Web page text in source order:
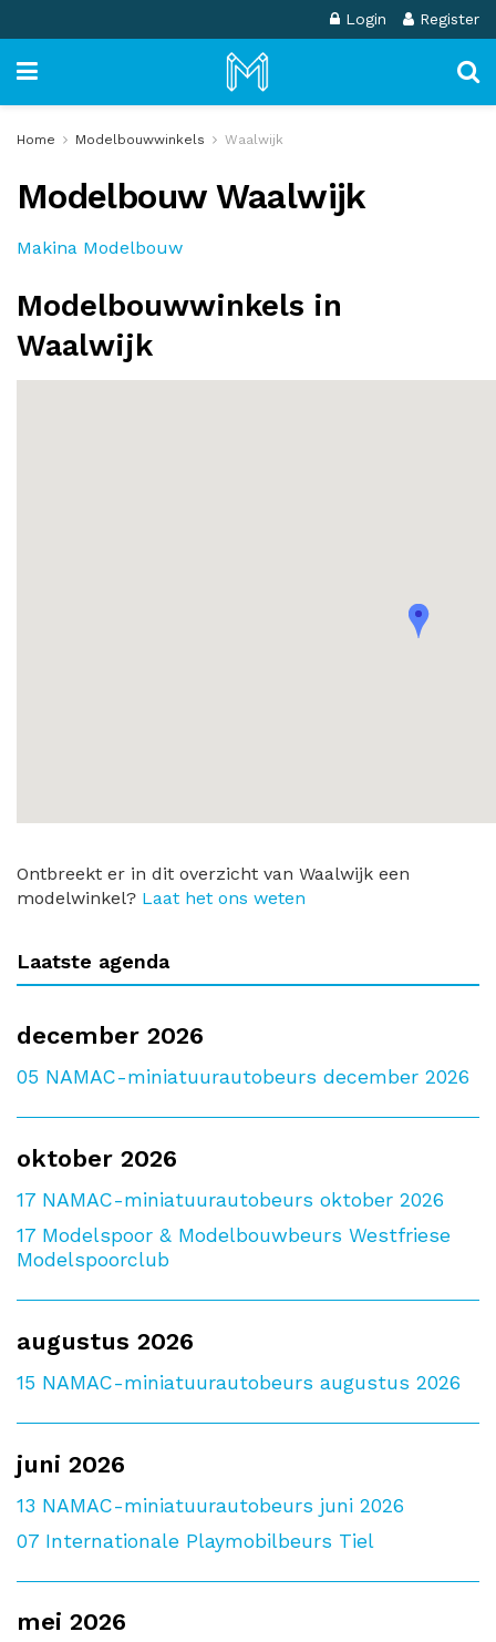
Login Register
Home Modelbouwwinkels Waalwijk
Modelbouw Waalwijk
Makina Modelbouw
Modelbouwwinkels in
Waalwijk
Ontbreekt er in dit overzicht van Waalwijk een
modelwinkel? Laat het ons weten
Laatste agenda
december 2026
05 NAMAC-miniatuurautobeurs december 2026
oktober 2026
17 NAMAC-miniatuurautobeurs oktober 2026
17 Modelspoor & Modelbouwbeurs Westfriese
Modelspoorclub
augustus 2026
15 NAMAC-miniatuurautobeurs augustus 2026
juni 2026
13 NAMAC-miniatuurautobeurs juni 2026
07 Internationale Playmobilbeurs Tiel
mei 2026